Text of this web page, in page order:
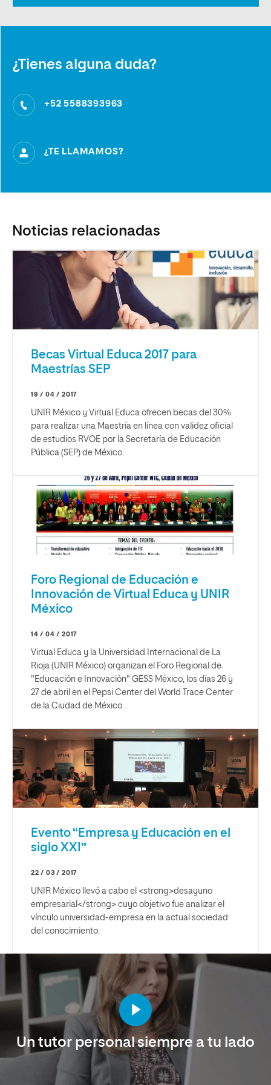
¿Tienes alguna duda?
+52 5588393963
¿TE LLAMAMOS?
Noticias relacionadas
Becas Virtual Educa 2017 para
Maestrías SEP
19 / 04 / 2017
UNIR México y Virtual Educa ofrecen becas del 30%
para realizar una Maestría en línea con validez oficial
de estudios RVOE por la Secretaría de Educación
Pública (SEP) de México.
Foro Regional de Educación e
Innovación de Virtual Educa y UNIR
México
14 / 04 / 2017
Virtual Educa y la Universidad Internacional de La
Rioja (UNIR México) organizan el Foro Regional de
"Educación e Innovación" GESS México, los días 26 y
27 de abril en el Pepsi Center del World Trace Center
de la Ciudad de México.
Evento “Empresa y Educación en el
siglo XXI”
22 / 03 / 2017
UNIR México llevó a cabo el <strong>desayuno
empresarial</strong> cuyo objetivo fue analizar el
vínculo universidad-empresa en la actual sociedad
del conocimiento.
Un tutor personal siempre a tu lado